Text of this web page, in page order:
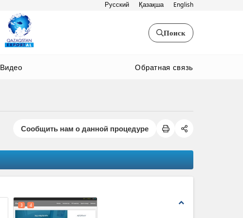
Русский Қазақша English
Поиск
Видео Обратная связь
Сообщить нам о данной процедуре
expand_less
3 4